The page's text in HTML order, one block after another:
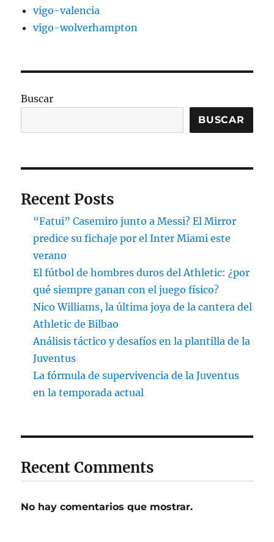
vigo-valencia
vigo-wolverhampton
Buscar
BUSCAR
Recent Posts
“Fatui” Casemiro junto a Messi? El Mirror
predice su fichaje por el Inter Miami este
verano
El fútbol de hombres duros del Athletic: ¿por
qué siempre ganan con el juego físico?
Nico Williams, la última joya de la cantera del
Athletic de Bilbao
Análisis táctico y desafíos en la plantilla de la
Juventus
La fórmula de supervivencia de la Juventus
en la temporada actual
Recent Comments
No hay comentarios que mostrar.